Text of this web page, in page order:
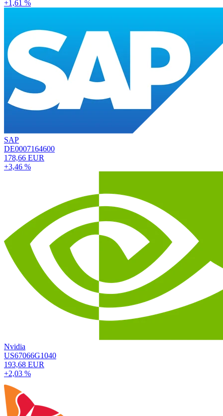
+1,61 %
SAP
DE0007164600
178,66 EUR
+3,46 %
Nvidia
US67066G1040
193,68 EUR
+2,03 %